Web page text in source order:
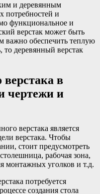
и деревянным
потребностей и
функциональное и
верстак может быть
важно обеспечить теплую
деревянный верстак
верстака в
чертежи и
верстака является
верстака. Чтобы
стоит предусмотреть
рабочая зона,
монтажных уголков и т.д.
потребуется
создания стола